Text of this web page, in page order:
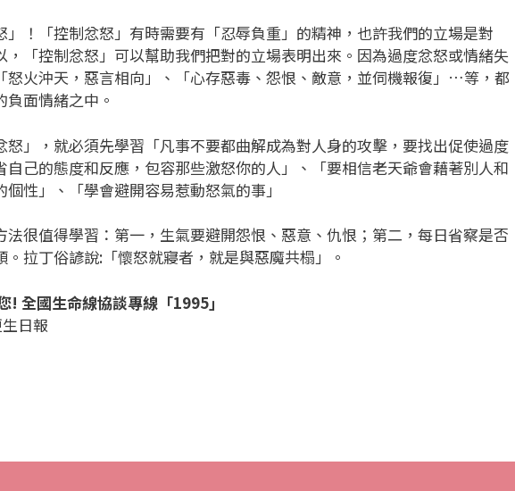
」！「控制忿怒」有時需要有「忍辱負重」的精神，也許我們的立場是對
，「控制忿怒」可以幫助我們把對的立場表明出來。因為過度忿怒或情緒失
怒火沖天，惡言相向」、「心存惡毒、怨恨、敵意，並伺機報復」…等，都
面情緒之中。
怒」，就必須先學習「凡事不要都曲解成為對人身的攻擊，要找出促使過度
自己的態度和反應，包容那些激怒你的人」、「要相信老天爺會藉著別人和
性」、「學會避開容易惹動怒氣的事」
法很值得學習：第一，生氣要避開怨恨、惡意、仇恨；第二，每日省察是否
拉丁俗諺說:「懷怒就寢者，就是與惡魔共榻」。
! 全國生命線協談專線「1995」
日報